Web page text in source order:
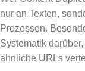
nur an Texten,
Prozessen.
Systematik
ähnliche URLs